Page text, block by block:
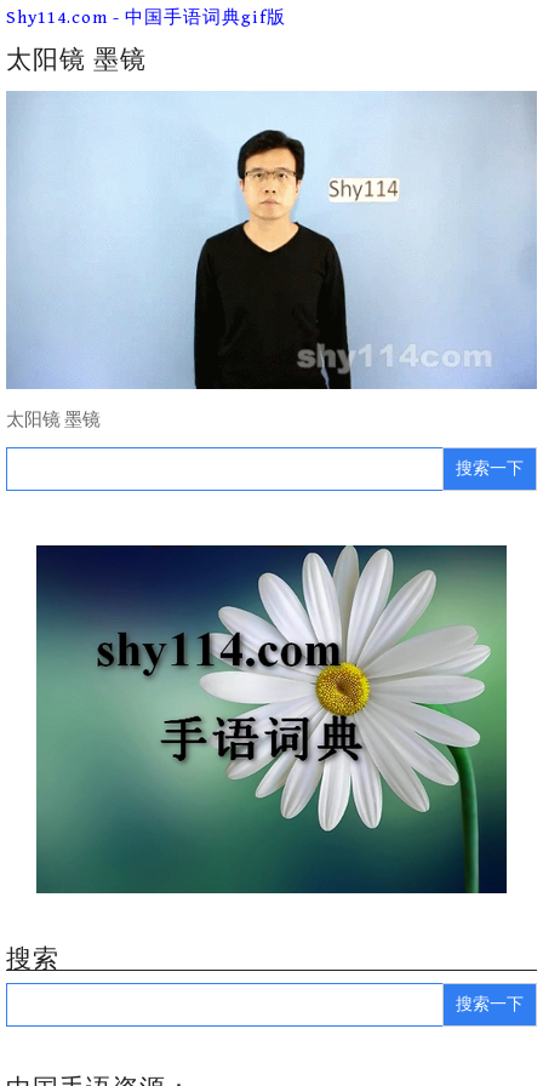
Skip
content
Shy114.com - 中国手语词典gif版
太阳镜 墨镜
太阳镜 墨镜
Search
搜索
Search